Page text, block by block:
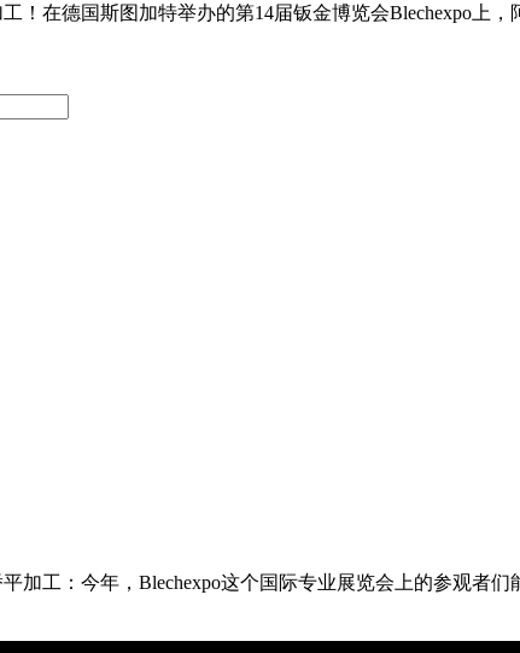
！在德国斯图加特举办的第14届钣金博览会Blechexpo上
加工：今年，Blechexpo这个国际专业展览会上的参观者